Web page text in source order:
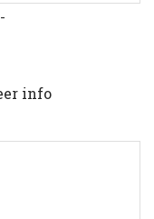
info